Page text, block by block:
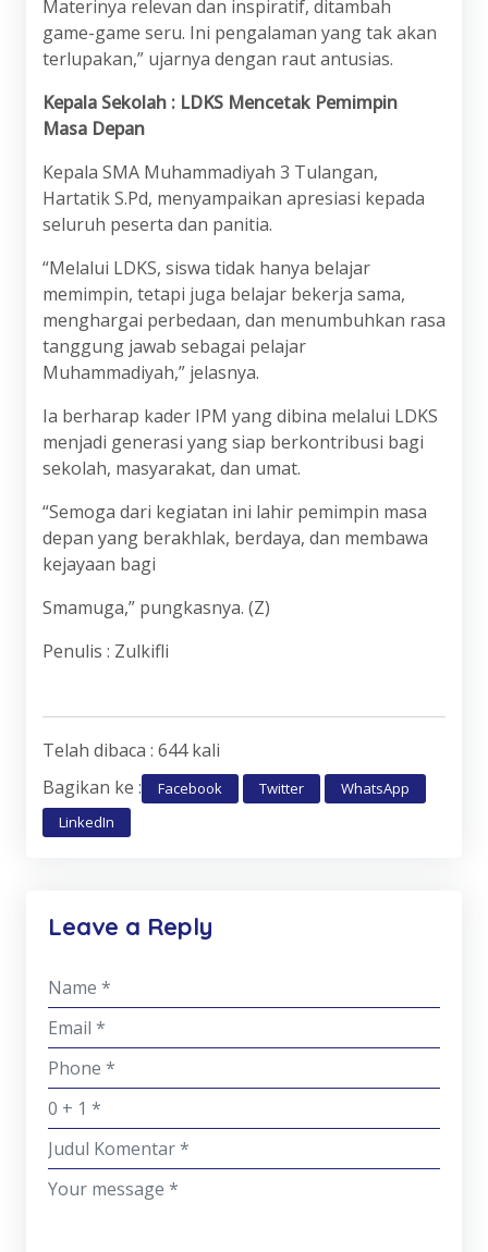
Materinya relevan dan inspiratif, ditambah
game-game seru. Ini pengalaman yang tak akan
terlupakan,” ujarnya dengan raut antusias.
Kepala Sekolah : LDKS Mencetak Pemimpin
Masa Depan
Kepala SMA Muhammadiyah 3 Tulangan,
Hartatik S.Pd, menyampaikan apresiasi kepada
seluruh peserta dan panitia.
“Melalui LDKS, siswa tidak hanya belajar
memimpin, tetapi juga belajar bekerja sama,
menghargai perbedaan, dan menumbuhkan rasa
tanggung jawab sebagai pelajar
Muhammadiyah,” jelasnya.
Ia berharap kader IPM yang dibina melalui LDKS
menjadi generasi yang siap berkontribusi bagi
sekolah, masyarakat, dan umat.
“Semoga dari kegiatan ini lahir pemimpin masa
depan yang berakhlak, berdaya, dan membawa
kejayaan bagi
Smamuga,” pungkasnya. (Z)
Penulis : Zulkifli
Telah dibaca : 644 kali
Bagikan ke :
Facebook Twitter
WhatsApp
LinkedIn
Leave a Reply